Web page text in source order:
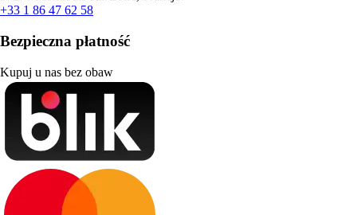
+33 1 86 47 62 58
Bezpieczna płatność
Kupuj u nas bez obaw